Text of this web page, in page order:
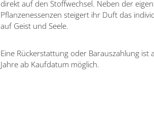
direkt auf den Stoffwechsel. Neben der
Pflanzenessenzen steigert ihr Duft das
auf Geist und Seele.
Eine Rückerstattung oder Barauszahlung ist
Jahre ab Kaufdatum möglich.